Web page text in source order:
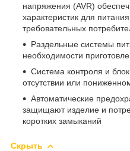
напряжения (AVR)
характеристик для
требовательных
Раздельные системы
необходимости
Система контроля и
отсутствии или
Автоматические
защищают изделие и
коротких замыканий
Скрыть